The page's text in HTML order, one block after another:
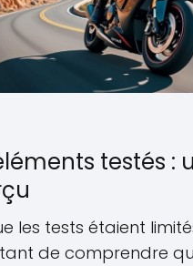
testés :
les tests étaient
de comprendre